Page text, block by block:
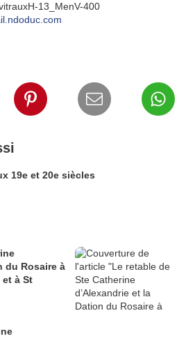
19e et 20e siècles
du Rosaire à
et à St